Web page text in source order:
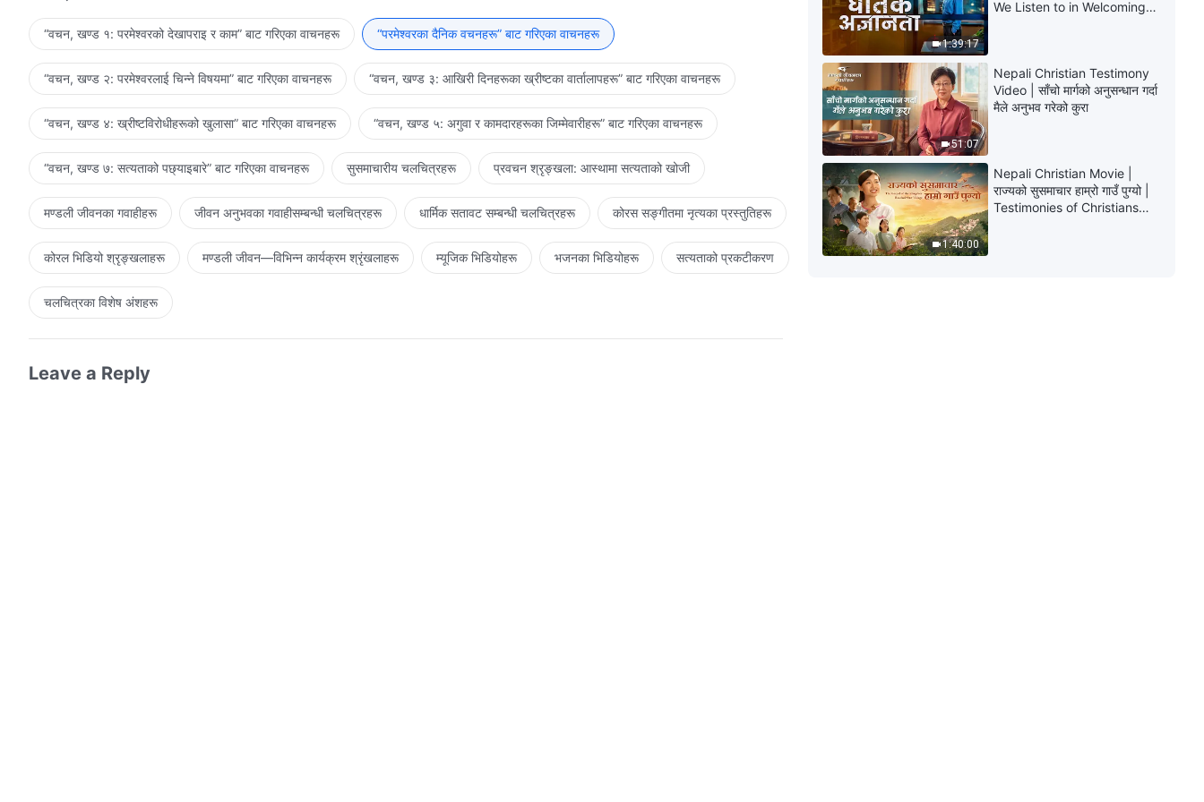
5:17
अंश ४७५
11:05
परमेश्‍वरका दैनिक वचनहरू: जीवनमा प्रवेश |
अंश ४७६
7:20
परमेश्‍वरका दैनिक वचनहरू: जीवनमा प्रवेश |
अंश ४७७
तिमीहरूले भोगेका कुराहरू मोशा र एलियाको भन्दा पनि अधिक छन्। इस्राएलीहरूले जे बुझे त्यो परमप्रभुको व्यवस्था मात्र थियो र तिनीहरूले जे देखे
त्यो परमप्रभुको पिठ्यूँ मात्र थियो; यहूदीहरूले जे बुझे त्यो येशूको उद्धार मात्र थियो, तिनीहरूले जे प्राप्‍त गरे त्यो येशूले दिनुभएको अनुग्रह मात्र थियो र
तिनीहरूले जे देखे त्यो यहूदीहरूको घरानाभित्रको येशूको स्वरूप मात्र थियो। आज तिमीहरूले जे देख्छौ त्यो परमप्रभुको महिमा, येशूको उद्धार र यस
दिनको मेरा सबै कामहरू हुन्। त्यसैले तिमीहरूले मेरो आत्माका वचनहरू सुनेका छौ, मेरो बुद्धिको बखान गरेका छौ, मेरो चमत्कार थाहा पाएका छौ र मेरो
स्वभाव जानेका छौ। मैले तिमीहरूलाई मेरो सारा व्यवस्थापन योजना पनि बताएको छु। तिमीहरूले जे देखेका छौ त्यो प्रेमिलो र कृपालु परमेश्‍वर मात्र
होइन, तर धार्मिकताले पूर्ण परमेश्‍वर हो। तिमीहरूले मेरो चमत्कारपूर्ण काम देखेका छौ र म प्रताप र क्रोधले भरिएको छु भन्ने जानेका छौ। यसको
अतिरिक्त, कुनै समय मैले इस्राएलको घरानामाथि मेरो उर्लँदो क्रोध खन्याएँ र आज यो तिमीहरूमाथि आएको छ भन्ने तिमीहरू जान्दछौ। तिमीहरूले
स्वर्गको मेरा रहस्यहरूलाई यशैया र यूहन्नाले भन्दा बढी बुझ्छौ; तिमीहरूले मेरो मनोरमता र संवेदनशीलतालाई विगतका सबै सन्तहरूले भन्दा पनि बढी
जान्दछौ। तिमीहरूले प्राप्‍त गरेको कुरा मेरो सत्यता, बाटो र जीवन मात्र होइन, तर यूहन्नाको भन्दा पनि ठूलो दर्शन र प्रकाश हो। तिमीहरूले धेरैभन्दा
धेरै रहस्यहरू बुझ्छौ र मेरो साँचो मुहारमा हेरेका छौ; तिमीहरूले मेरो न्याय धेरै स्वीकार गरेका छौ र मेरो धार्मिक स्वभावलाई बढी जान्दछौ। त्यसै गरी,
तिमीहरू आखिरी दिनहरूमा जन्मिएका भए तापनि तिमीहरूको बुझाइ विगतको जस्तो छ, र तिमीहरूले आजका कुराहरू पनि अनुभव गरेका छौ र यी सबै म
स्वयम्‌ले गरेको थिएँ। मैले तिमीहरूसँग जे मागेको छु त्यो अत्याधिक छैन, किनभने मैले तिमीहरूलाई धेरै दिएको छु, र तिमीहरूले ममा धेरै देखेका छौ।
यसैले, तिमीहरूले विगतका सन्तहरूलाई मेरो निम्ति गवाही देओ भन्ने म चाहन्छु र मेरो हृदयको एक मात्र इच्छा यही हो।
“वचन, खण्ड १: परमेश्‍वरको देखापराइ र काम” बाट गरिएका वाचनहरू “परमेश्‍वरका दैनिक वचनहरू” बाट गरिएका वाचनहरू
“वचन, खण्ड २: परमेश्‍वरलाई चिन्‍ने विषयमा” बाट गरिएका वाचनहरू “वचन, खण्ड ३: आखिरी दिनहरूका ख्रीष्टका वार्तालापहरू” बाट गरिएका वाचनहरू
“वचन, खण्ड ४: ख्रीष्टविरोधीहरूको खुलासा” बाट गरिएका वाचनहरू “वचन, खण्ड ५: अगुवा र कामदारहरूका जिम्‍मेवारीहरू” बाट गरिएका वाचनहरू
“वचन, खण्ड ७: सत्यताको पछ्याइबारे” बाट गरिएका वाचनहरू सुसमाचारीय चलचित्रहरू प्रवचन श्रृङ्खला: आस्थामा सत्यताको खोजी
मण्डली जीवनका गवाहीहरू जीवन अनुभवका गवाहीसम्‍बन्धी चलचित्रहरू धार्मिक सतावट सम्‍बन्धी चलचित्रहरू कोरस सङ्गीतमा नृत्यका प्रस्तुतिहरू
कोरल भिडियो श्रृङ्खलाहरू मण्डली जीवन—विभिन्‍न कार्यक्रम श्रृंखलाहरू म्यूजिक भिडियोहरू भजनका भिडियोहरू सत्यताको प्रकटीकरण
चलचित्रका विशेष अंशहरू
Leave a Reply
1:39:17
We Listen to in Welcoming
51:07
Nepali Christian Testimony
Video | साँचो मार्गको अनुसन्धान गर्दा
मैले अनुभव गरेको कुरा
1:40:00
Nepali Christian Movie |
राज्यको सुसमाचार हाम्रो गाउँ पुग्यो |
Testimonies of Christians